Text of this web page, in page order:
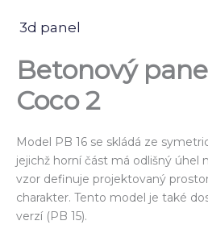
3d panel
Betonový
Coco 2
Model PB 16 se skládá ze
jejichž horní část má odlišný úhel
vzor definuje projektovaný
charakter. Tento model je také
verzí (PB 15).